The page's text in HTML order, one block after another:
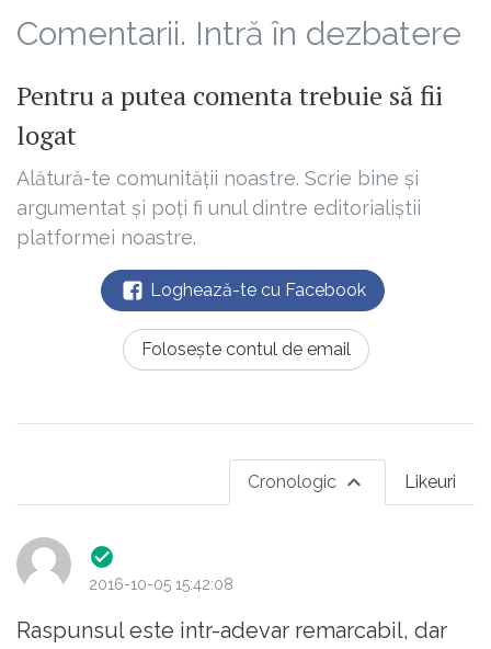
Comentarii. Intră în dezbatere
Pentru a putea comenta trebuie să fii
logat
Alătură-te comunității noastre. Scrie bine și
argumentat și poți fi unul dintre editorialiștii
platformei noastre.
Loghează-te cu Facebook
Folosește contul de email
Likeuri
Cronologic
2016-10-05 15:42:08
Raspunsul este intr-adevar remarcabil, dar